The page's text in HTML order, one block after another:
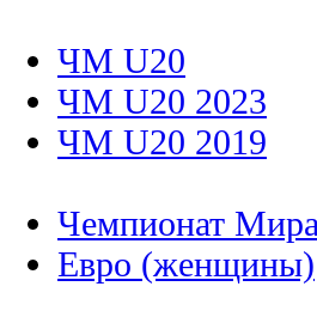
ЧМ U20
ЧМ U20 2023
ЧМ U20 2019
Чемпионат
Евро (женщины)